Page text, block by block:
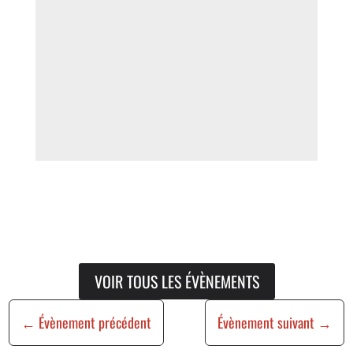
VOIR TOUS LES ÉVÈNEMENTS
← Évènement précédent Évènement suivant →